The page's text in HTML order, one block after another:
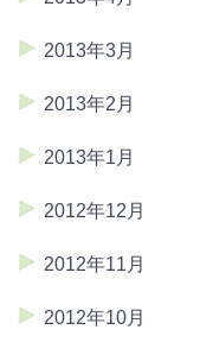
2013年3月
2013年2月
2013年1月
2012年12月
2012年11月
2012年10月